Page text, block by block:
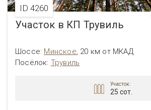
ID 4260
Участок в КП Трувиль
Шоссе: Минское, 20 км от МКАД
Посёлок: Трувиль
Участок:
25 сот.